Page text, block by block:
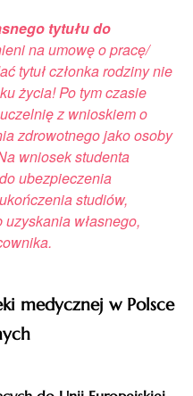
tytułu do
na umowę o pracę/
tytuł członka rodziny nie
życia! Po tym czasie
z wnioskiem o
zdrowotnego jako osoby
wniosek studenta
ubezpieczenia
studiów,
własnego,
medycznej w Polsce